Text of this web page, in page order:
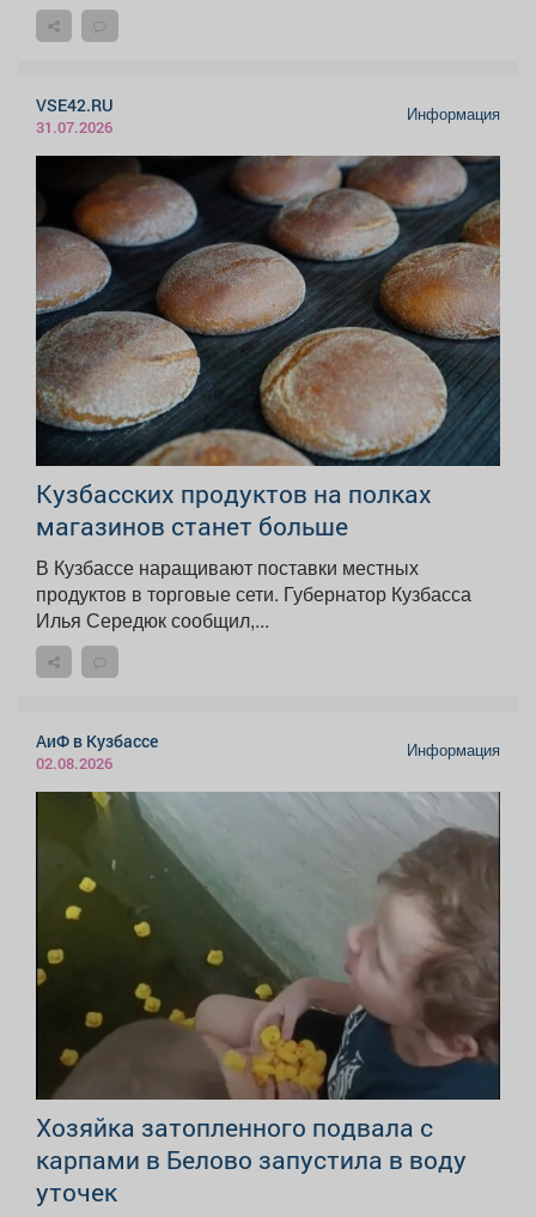
VSE42.RU
31.07.2026
Информация
Кузбасских продуктов на полках
магазинов станет больше
В Кузбассе наращивают поставки местных
продуктов в торговые сети. Губернатор Кузбасса
Илья Середюк сообщил,...
АиФ в Кузбассе
02.08.2026
Информация
Хозяйка затопленного подвала с
карпами в Белово запустила в воду
уточек